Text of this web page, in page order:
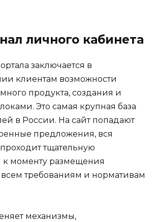
личного кабинета
заключается в
клиентам возможности
продукта, создания и
Это самая крупная база
в России. На сайт попадают
предложения, вся
тщательную
моменту размещения
всем требованиям и нормативам
механизмы,